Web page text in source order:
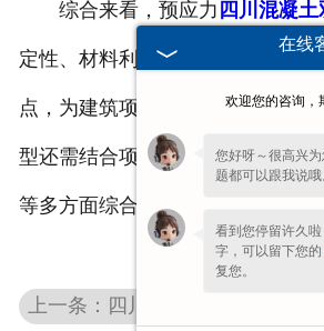
综合来看，预应力 四川混凝
定性、材料利用率、施工效率等方
点，为建筑项目提供了更可靠的选
型还需结合项目实际需求，从成本
等多方面综合考量。
在线
欢迎您的咨询，
您好呀～很高兴
题都可以跟我说哦
看到您停留许久
字，可以留下您的
复您。